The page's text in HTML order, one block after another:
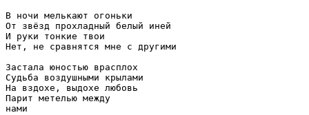
В ночи мелькают огоньки
От звёзд прохладный белый иней
И руки тонкие твои
Нет, не сравнятся мне с другими
Застала юностью врасплох
Судьба воздушными крылами
На вздохе, выдохе любовь
Парит метелью между
нами